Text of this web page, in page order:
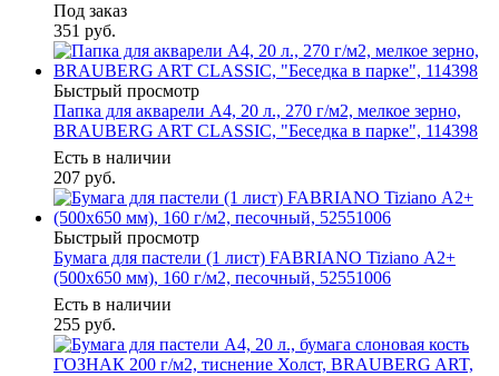
Под заказ
351 руб.
Быстрый просмотр
Папка для акварели А4, 20 л., 270 г/м2, мелкое зерно,
BRAUBERG ART CLASSIC, "Беседка в парке", 114398
Есть в наличии
207 руб.
Быстрый просмотр
Бумага для пастели (1 лист) FABRIANO Tiziano А2+
(500х650 мм), 160 г/м2, песочный, 52551006
Есть в наличии
255 руб.